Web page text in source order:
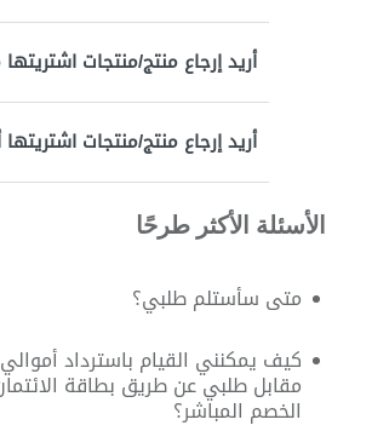
أريد إرجاع منتج/منتجات
أريد إرجاع منتج/منتجات
الأسئلة الأكثر طرحًا
متى سأستلم طلبي؟
كيف يمكنني القيام باسترداد
مقابل طلبي عن طريق بطاقة
الخصم المباشر؟